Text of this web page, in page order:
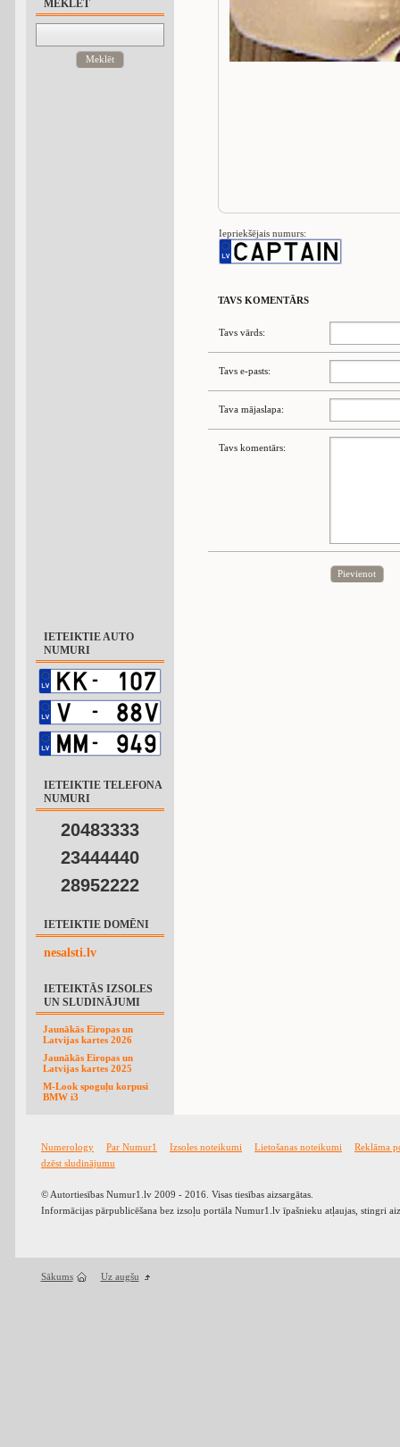
MEKLĒT
Meklēt
IETEIKTIE AUTO
NUMURI
IETEIKTIE TELEFONA
NUMURI
20483333
23444440
28952222
IETEIKTIE DOMĒNI
nesalsti.lv
IETEIKTĀS IZSOLES
UN SLUDINĀJUMI
Jaunākās Eiropas un
Latvijas kartes 2026
Jaunākās Eiropas un
Latvijas kartes 2025
M-Look spoguļu korpusi
BMW i3
Iepriekšējais numurs:
TAVS KOMENTĀRS
Tavs vārds:
Tavs e-pasts:
Tava mājaslapa:
Tavs komentārs:
Pievienot
Numerology Par Numur1 Izsoles noteikumi Lietošanas noteikumi
Reklāma
dzēst sludinājumu
© Autortiesības Numur1.lv 2009 - 2016. Visas tiesības aizsargātas.
Informācijas pārpublicēšana bez izsoļu portāla Numur1.lv īpašnieku atļaujas, stingri
Sākums Uz augšu